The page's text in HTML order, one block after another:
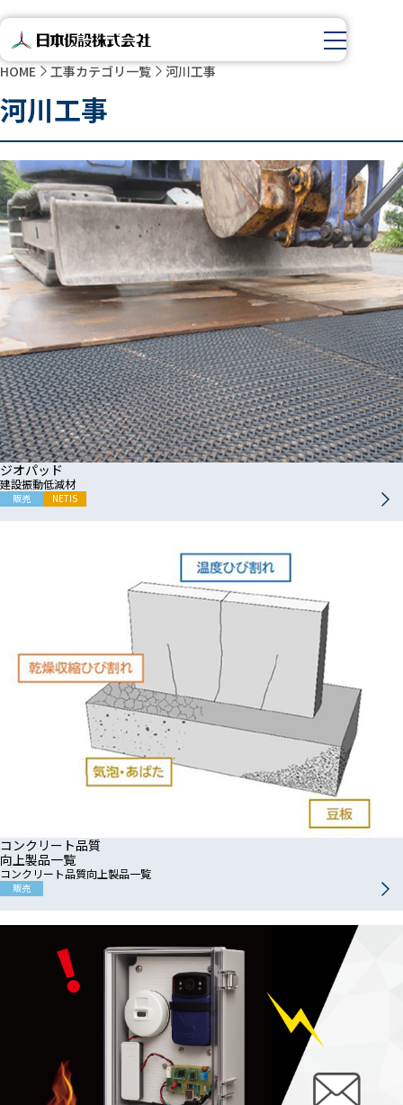
HOME 工事カテゴリ一覧 河川工事
河川工事
ジオパッド
建設振動低減材
販売 NETIS
コンクリート品質
向上製品一覧
コンクリート品質向上製品一覧
販売